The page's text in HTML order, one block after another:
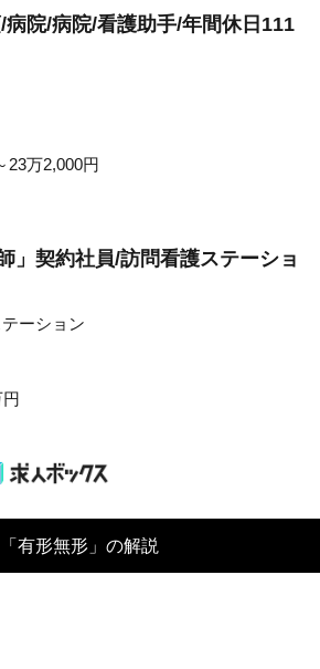
院/病院/看護助手/年間休日111
23万2,000円
」契約社員/訪問看護ステーショ
ーション
「有形無形」の解説